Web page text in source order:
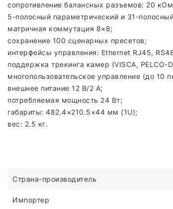
сопротивление балансных разъемов: 20
5-полосный параметрический и 31-
матричная коммутация 8×8;
сохранение 100 сценарных пресетов;
интерфейсы управления: Ethernet RJ45,
поддержка трекинга камер (VISCA, PELCO-
многопользовательское управление (до 10
внешнее питание 12 В/2 А;
потребляемая мощность 24 Вт;
габариты: 482.4×210.5×44 мм (1U);
вес: 2.5 кг.
Страна-производитель
Импортер